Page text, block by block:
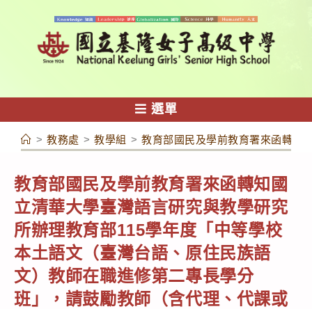
容
選單
> 教務處 > 教學組 > 教育部國民及學前教育署來函轉知
教育部國民及學前教育署來函轉知國
立清華大學臺灣語言研究與教學研究
所辦理教育部115學年度「中等學校
本土語文（臺灣台語、原住民族語
文）教師在職進修第二專長學分
班」，請鼓勵教師（含代理、代課或